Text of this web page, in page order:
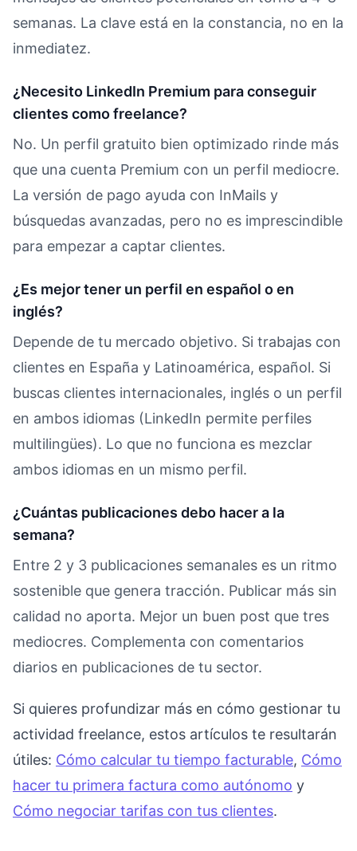
semanas. La clave está en la constancia, no en la
inmediatez.
¿Necesito LinkedIn Premium para conseguir
clientes como freelance?
No. Un perfil gratuito bien optimizado rinde más
que una cuenta Premium con un perfil mediocre.
La versión de pago ayuda con InMails y
búsquedas avanzadas, pero no es imprescindible
para empezar a captar clientes.
¿Es mejor tener un perfil en español o en
inglés?
Depende de tu mercado objetivo. Si trabajas con
clientes en España y Latinoamérica, español. Si
buscas clientes internacionales, inglés o un perfil
en ambos idiomas (LinkedIn permite perfiles
multilingües). Lo que no funciona es mezclar
ambos idiomas en un mismo perfil.
¿Cuántas publicaciones debo hacer a la
semana?
Entre 2 y 3 publicaciones semanales es un ritmo
sostenible que genera tracción. Publicar más sin
calidad no aporta. Mejor un buen post que tres
mediocres. Complementa con comentarios
diarios en publicaciones de tu sector.
Si quieres profundizar más en cómo gestionar tu
actividad freelance, estos artículos te resultarán
útiles: Cómo calcular tu tiempo facturable, Cómo
hacer tu primera factura como autónomo y
Cómo negociar tarifas con tus clientes.